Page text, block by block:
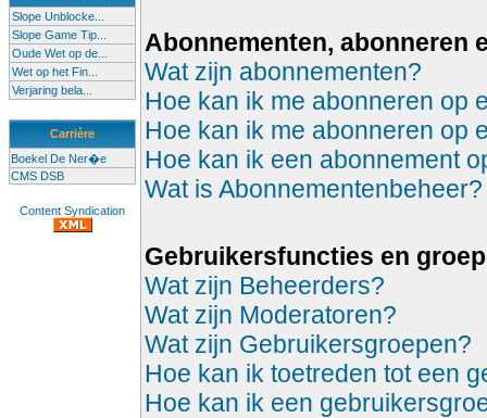
Slope Unblocke...
Slope Game Tip...
Oude Wet op de...
Wet op het Fin...
Verjaring bela...
Carrière
Boekel De Ner�e
CMS DSB
Content Syndication
Abonnementen, abonneren
Wat zijn abonnementen?
Hoe kan ik me abonneren op
Hoe kan ik me abonneren op
Hoe kan ik een abonnement
Wat is Abonnementenbeheer?
Gebruikersfuncties en
Wat zijn Beheerders?
Wat zijn Moderatoren?
Wat zijn Gebruikersgroepen?
Hoe kan ik toetreden tot een
Hoe kan ik een